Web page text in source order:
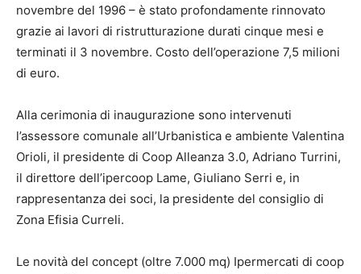
novembre del 1996 – è stato profondamente rinnovato
grazie ai lavori di ristrutturazione durati cinque mesi e
terminati il 3 novembre. Costo dell’operazione 7,5 milioni
di euro.
Alla cerimonia di inaugurazione sono intervenuti
l’assessore comunale all’Urbanistica e ambiente Valentina
Orioli, il presidente di Coop Alleanza 3.0, Adriano Turrini,
il direttore dell’ipercoop Lame, Giuliano Serri e, in
rappresentanza dei soci, la presidente del consiglio di
Zona Efisia Curreli.
Le novità del concept (oltre 7.000 mq) Ipermercati di coop